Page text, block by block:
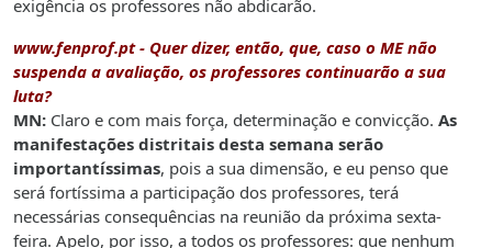
exigência os professores não abdicarão.
www.fenprof.pt- Quer dizer, então, que, caso o ME não
suspenda a avaliação, os professores continuarão a sua
luta?
MN: Claro e com mais força, determinação e convicção. As
manifestações distritais desta semana serão
importantíssimas, pois a sua dimensão, e eu penso que
será fortíssima a participação dos professores, terá
necessárias consequências na reunião da próxima sexta-
feira. Apelo, por isso, a todos os professores: que nenhum